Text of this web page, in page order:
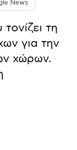
News
τη
για την
χώρων.